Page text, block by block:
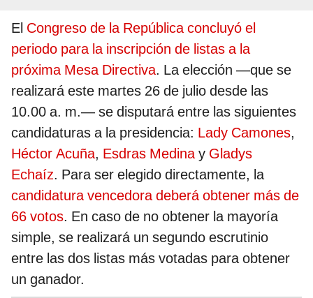
El Congreso de la República concluyó el
periodo para la inscripción de listas a la
próxima Mesa Directiva. La elección —que se
realizará este martes 26 de julio desde las
10.00 a. m.— se disputará entre las siguientes
candidaturas a la presidencia: Lady Camones,
Héctor Acuña, Esdras Medinay Gladys
Echaíz. Para ser elegido directamente, la
candidatura vencedora deberá obtener más de
66 votos. En caso de no obtener la mayoría
simple, se realizará un segundo escrutinio
entre las dos listas más votadas para obtener
un ganador.